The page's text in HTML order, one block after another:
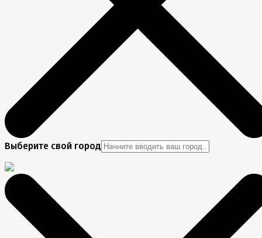
Выберите свой город